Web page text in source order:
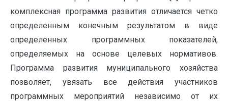
комплексная программа развития отличается четко
определенным конечным результатом в виде
определенных программных показателей,
определяемых на основе целевых нормативов.
Программа развития муниципального хозяйства
позволяет, увязать все действия участников
программных мероприятий независимо от их